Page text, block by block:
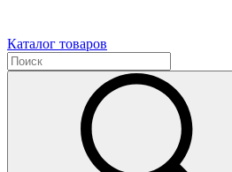
Каталог товаров